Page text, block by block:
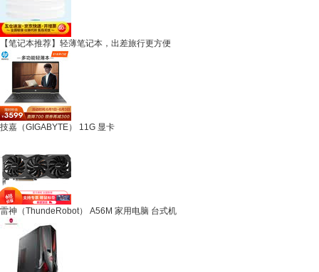
【笔记本推荐】轻薄笔记本，出差旅行更方便
技嘉（GIGABYTE） 11G 显卡
雷神（ThundeRobot） A56M 家用电脑 台式机